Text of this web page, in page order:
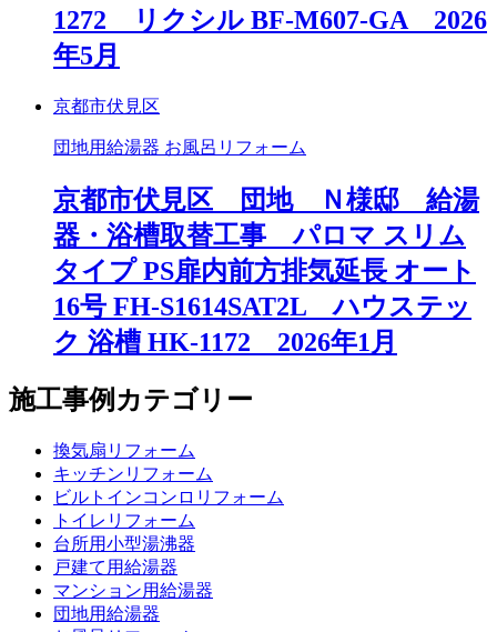
1272 リクシル BF-M607-GA 2026
年5月
京都市伏見区
団地用給湯器 お風呂リフォーム
京都市伏見区 団地 Ｎ様邸 給湯
器・浴槽取替工事 パロマ スリム
タイプ PS扉内前方排気延長 オート
16号 FH-S1614SAT2L ハウステッ
ク 浴槽 HK-1172 2026年1月
施工事例カテゴリー
換気扇リフォーム
キッチンリフォーム
ビルトインコンロリフォーム
トイレリフォーム
台所用小型湯沸器
戸建て用給湯器
マンション用給湯器
団地用給湯器